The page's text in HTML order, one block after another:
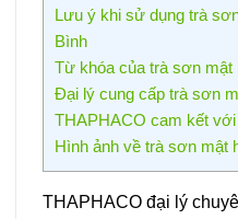
Lưu ý khi sử dụng trà
Bình
Từ khóa của trà sơn mật
Đại lý cung cấp trà sơn
THAPHACO cam kết với
Hình ảnh về trà sơn mật
THAPHACO đại lý